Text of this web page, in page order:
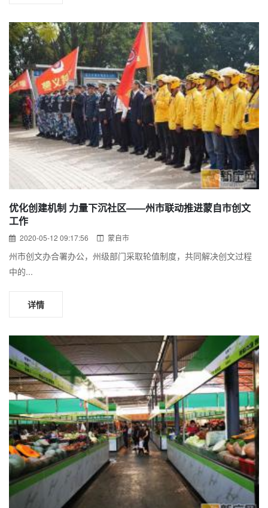
优化创建机制 力量下沉社区——州市联动推进蒙自市创文
工作
2020-05-12 09:17:56 蒙自市
州市创文办合署办公，州级部门采取轮值制度，共同解决创文过程
中的...
详情